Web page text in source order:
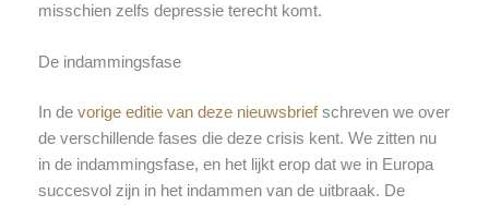
misschien zelfs depressie terecht komt.
De indammingsfase
In de vorige editie van deze nieuwsbriefschreven we over
de verschillende fases die deze crisis kent. We zitten nu
in de indammingsfase, en het lijkt erop dat we in Europa
succesvol zijn in het indammen van de uitbraak. De